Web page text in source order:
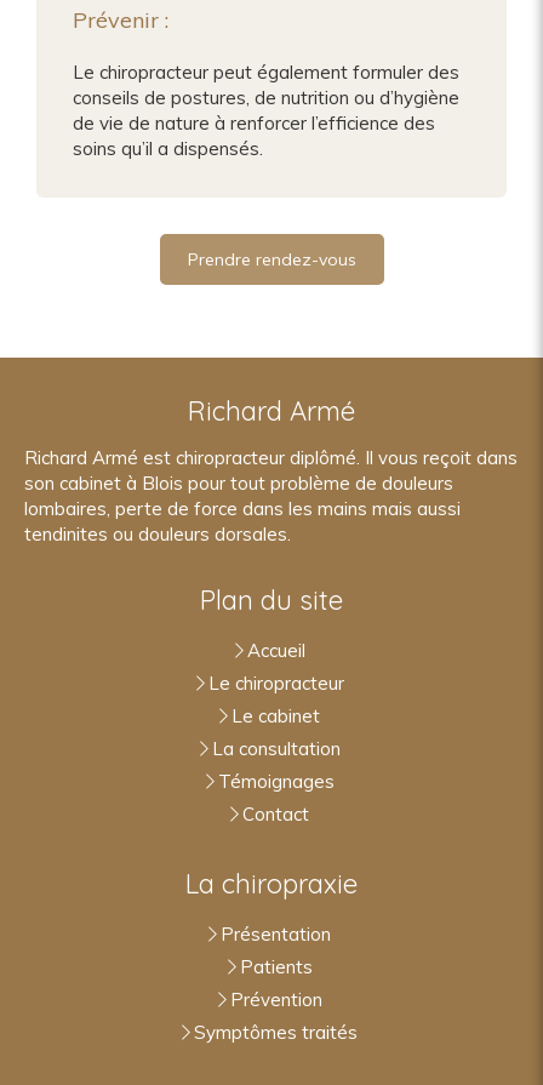
Prévenir :
Le chiropracteur peut également formuler des
conseils de postures, de nutrition ou d’hygiène
de vie de nature à renforcer l’efficience des
soins qu’il a dispensés.
Prendre rendez-vous
Richard Armé
Richard Armé est chiropracteur diplômé. Il vous reçoit dans
son cabinet à Blois pour tout problème de douleurs
lombaires, perte de force dans les mains mais aussi
tendinites ou douleurs dorsales.
Plan du site
Accueil
Le chiropracteur
Le cabinet
La consultation
Témoignages
Contact
La chiropraxie
Présentation
Patients
Prévention
Symptômes traités